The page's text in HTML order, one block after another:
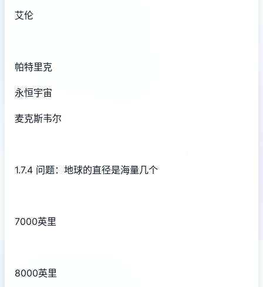
艾伦
帕特里克
永恒宇宙
麦克斯韦尔
1.7.4 问题：地球的直径是海量几个
7000英里
8000英里